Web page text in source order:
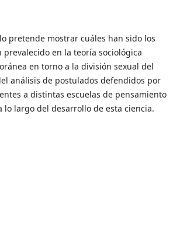
pretende mostrar cuáles han sido los
en la teoría sociológica
en torno a la división sexual del
análisis de postulados defendidos por
a distintas escuelas de pensamiento
lo largo del desarrollo de esta ciencia.